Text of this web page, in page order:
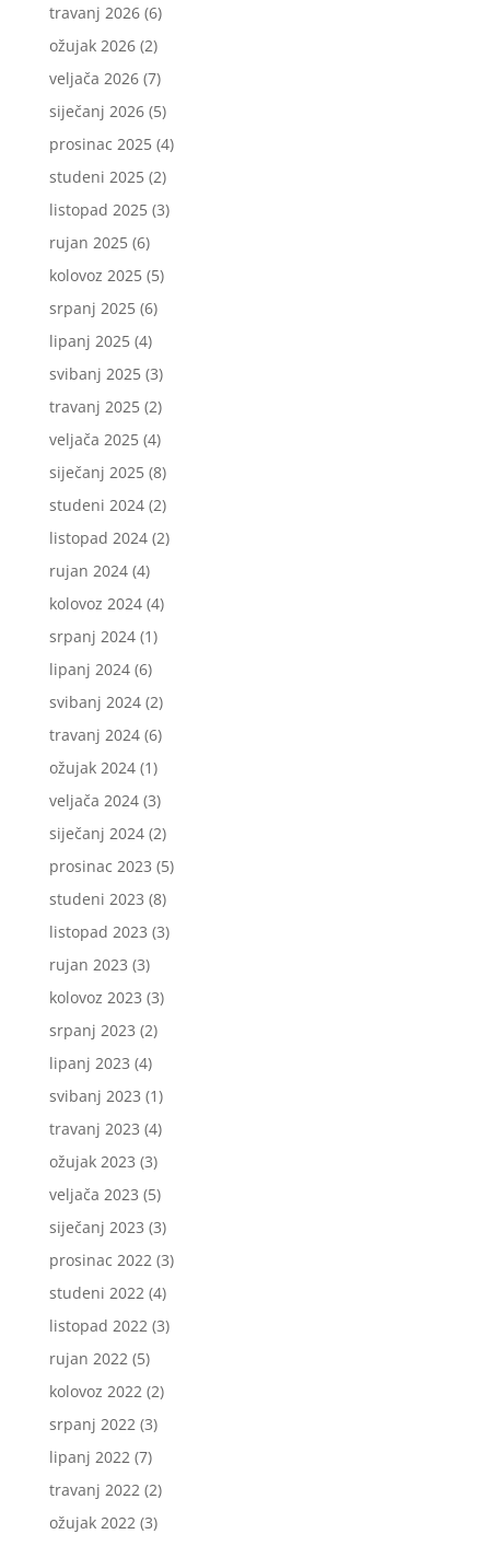
travanj 2026(6)
ožujak 2026(2)
veljača 2026(7)
siječanj 2026(5)
prosinac 2025(4)
studeni 2025(2)
listopad 2025(3)
rujan 2025(6)
kolovoz 2025(5)
srpanj 2025(6)
lipanj 2025(4)
svibanj 2025(3)
travanj 2025(2)
veljača 2025(4)
siječanj 2025(8)
studeni 2024(2)
listopad 2024(2)
rujan 2024(4)
kolovoz 2024(4)
srpanj 2024(1)
lipanj 2024(6)
svibanj 2024(2)
travanj 2024(6)
ožujak 2024(1)
veljača 2024(3)
siječanj 2024(2)
prosinac 2023 (5)
studeni 2023 (8)
listopad 2023 (3)
rujan 2023 (3)
kolovoz 2023 (3)
srpanj 2023 (2)
lipanj 2023 (4)
svibanj 2023 (1)
travanj 2023 (4)
ožujak 2023 (3)
veljača 2023 (5)
siječanj 2023 (3)
prosinac 2022(3)
studeni 2022(4)
listopad 2022(3)
rujan 2022(5)
kolovoz 2022(2)
srpanj 2022(3)
lipanj 2022(7)
travanj 2022(2)
ožujak 2022(3)